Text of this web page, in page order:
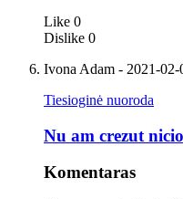
Like 0
Dislike 0
Ivona Adam - 2021-02-
Tiesioginė nuoroda
Nu am crezut
Komentaras